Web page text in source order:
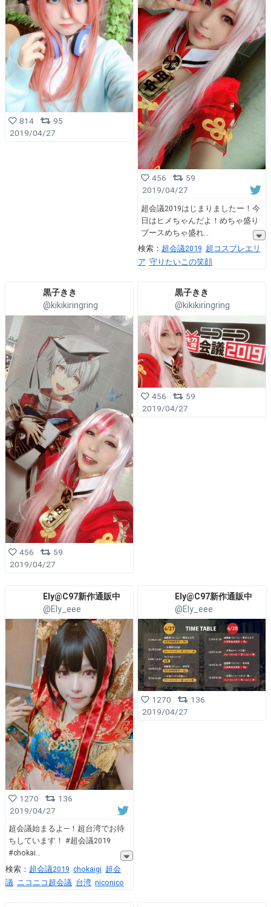
814
95
2019/04/27
456
59
2019/04/27
超会議2019はじまりましたー！今
日はヒメちゃんだよ！めちゃ盛り
ブースめちゃ盛れ
検索： 超会議2019 超コスプレエリ
ア 守りたいこの笑顔
黒子きき
@kikikiringring
456
59
2019/04/27
黒子きき
@kikikiringring
456
59
2019/04/27
Ely@C97新作通販中
@Ely_eee
1270
136
2019/04/27
超会議始まるよ—！超台湾でお待
ちしています！ #超会議2019
#chokai
検索： 超会議2019 chokaigi 超会
議 ニコニコ超会議 台湾 niconico
Ely@C97新作通販中
@Ely_eee
1270
136
2019/04/27